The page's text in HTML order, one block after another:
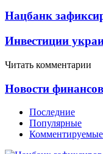
Нацбанк
Инвестиции
Читать комментарии
Новости финансов
Последние
Популярные
Комментируемые